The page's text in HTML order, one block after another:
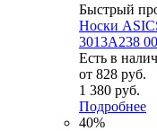
Быстрый
Носки
3013A238
Есть в
от 828 руб.
1 380 руб.
Подробнее
40%